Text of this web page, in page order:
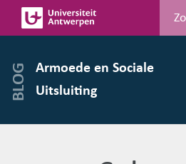
Spring
Armoede en Sociale
Uitsluiting